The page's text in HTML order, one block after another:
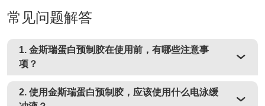
常见问题解答
1. 金斯瑞蛋白预制胶在使用前，有哪些注意事
项？
2. 使用金斯瑞蛋白预制胶，应该使用什么电泳缓